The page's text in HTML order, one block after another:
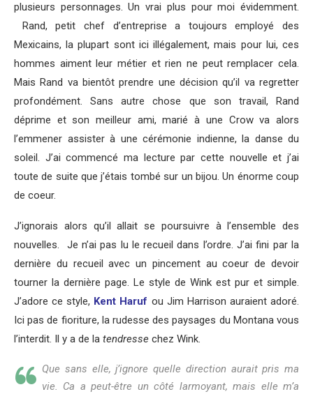
plusieurs personnages. Un vrai plus pour moi évidemment.
Rand, petit chef d’entreprise a toujours employé des
Mexicains, la plupart sont ici illégalement, mais pour lui, ces
hommes aiment leur métier et rien ne peut remplacer cela.
Mais Rand va bientôt prendre une décision qu’il va regretter
profondément. Sans autre chose que son travail, Rand
déprime et son meilleur ami, marié à une Crow va alors
l’emmener assister à une cérémonie indienne, la danse du
soleil. J’ai commencé ma lecture par cette nouvelle et j’ai
toute de suite que j’étais tombé sur un bijou. Un énorme coup
de coeur.
J’ignorais alors qu’il allait se poursuivre à l’ensemble des
nouvelles. Je n’ai pas lu le recueil dans l’ordre. J’ai fini par la
dernière du recueil avec un pincement au coeur de devoir
tourner la dernière page. Le style de Wink est pur et simple.
J’adore ce style, Kent Haruf ou Jim Harrison auraient adoré.
Ici pas de fioriture, la rudesse des paysages du Montana vous
l’interdit. Il y a de la tendresse chez Wink.
Que sans elle, j’ignore quelle direction aurait pris ma
vie. Ca a peut-être un côté larmoyant, mais elle m’a